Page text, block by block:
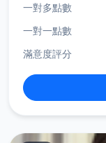
一對多點數
一對一點數
滿意度評分